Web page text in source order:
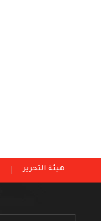
هيئة التحرير